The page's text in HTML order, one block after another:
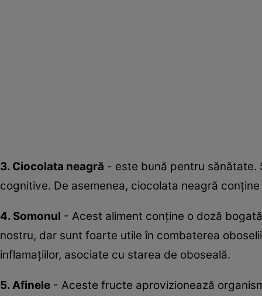
3. Ciocolata neagră - este bună pentru sănătate.
cognitive. De asemenea, ciocolata neagră
4. Somonul - Acest aliment conține o doză
nostru, dar sunt foarte utile în combaterea
inflamațiilor, asociate cu starea de oboseală.
5. Afinele - Aceste fructe aprovizionează